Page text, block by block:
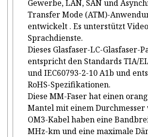
Gewerbe, LAN, SAN und
Transfer Mode (ATM)-
entwickelt . Es unterstützt
Sprachdienste.
Dieses Glasfaser-LC-Glasfaser-
entspricht den Standards TIA/
und IEC60793-2-10 A1b und
RoHS-Spezifikationen.
Diese MM-Faser hat einen
Mantel mit einem Durchmesser
OM3-Kabel haben eine
MHz-km und eine maximale